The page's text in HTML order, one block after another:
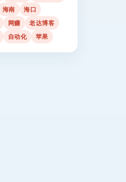
海南
海口
网赚
老达博客
自动化 苹果